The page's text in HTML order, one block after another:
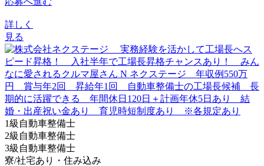
詳しく
見る
1級自動車整備士
2級自動車整備士
3級自動車整備士
寮/社宅あり・住み込み